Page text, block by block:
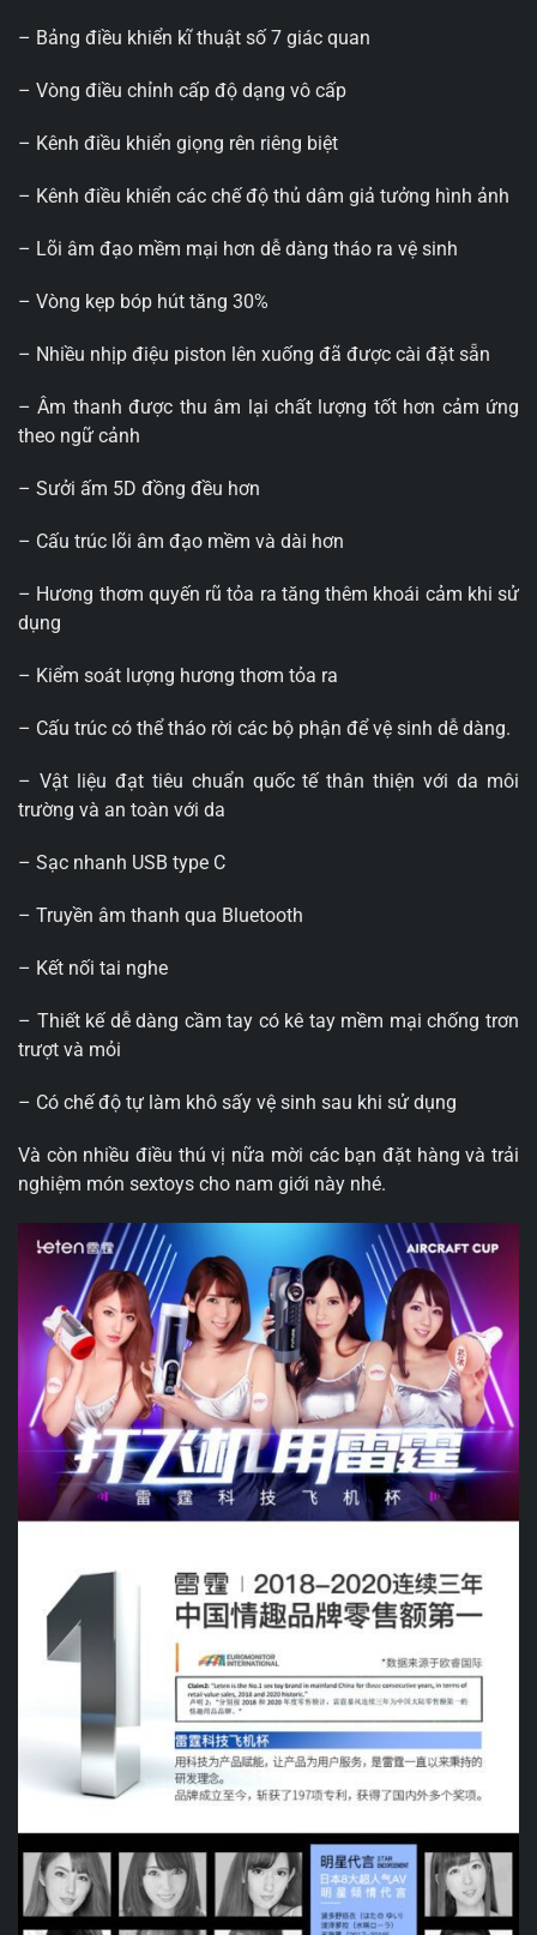
– Bảng điều khiển kĩ thuật số 7 giác quan
– Vòng điều chỉnh cấp độ dạng vô cấp
– Kênh điều khiển giọng rên riêng biệt
– Kênh điều khiển các chế độ thủ dâm giả tưởng hình ảnh
– Lõi âm đạo mềm mại hơn dễ dàng tháo ra vệ sinh
– Vòng kẹp bóp hút tăng 30%
– Nhiều nhịp điệu piston lên xuống đã được cài đặt sẵn
– Âm thanh được thu âm lại chất lượng tốt hơn cảm ứng
theo ngữ cảnh
– Sưởi ấm 5D đồng đều hơn
– Cấu trúc lõi âm đạo mềm và dài hơn
– Hương thơm quyến rũ tỏa ra tăng thêm khoái cảm khi sử
dụng
– Kiểm soát lượng hương thơm tỏa ra
– Cấu trúc có thể tháo rời các bộ phận để vệ sinh dễ dàng.
– Vật liệu đạt tiêu chuẩn quốc tế thân thiện với da môi
trường và an toàn với da
– Sạc nhanh USB type C
– Truyền âm thanh qua Bluetooth
– Kết nối tai nghe
– Thiết kế dễ dàng cầm tay có kê tay mềm mại chống trơn
trượt và mỏi
– Có chế độ tự làm khô sấy vệ sinh sau khi sử dụng
Và còn nhiều điều thú vị nữa mời các bạn đặt hàng và trải
nghiệm món sextoys cho nam giới này nhé.